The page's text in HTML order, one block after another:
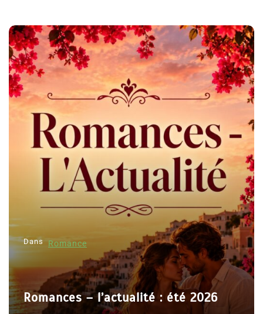
Dans Romance
Romances – l’actualité : été 2026